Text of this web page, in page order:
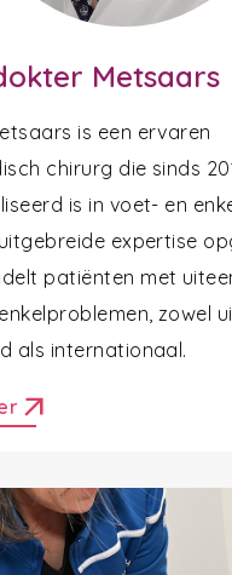
Metsaars
is een ervaren
chirurg die sinds
is in voet- en
expertise
patiënten met
zowel
als internationaal.
arrow_outward